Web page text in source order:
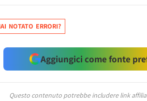
NOTATO ERRORI?
Aggiungici come fonte
Questo contenuto potrebbe includere link